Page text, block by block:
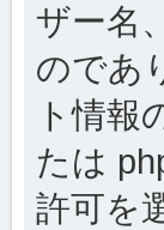
ザー名
のであ
ト情報
たは
許可を